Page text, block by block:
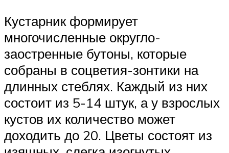
Кустарник формирует
многочисленные округло-
заостренные бутоны, которые
собраны в соцветия-зонтики на
длинных стеблях. Каждый из них
состоит из 5-14 штук, а у взрослых
кустов их количество может
доходить до 20. Цветы состоят из